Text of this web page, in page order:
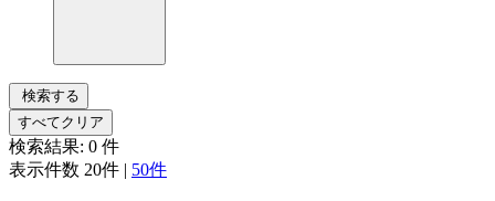
検索する
すべてクリア
検索結果: 0 件
表示件数 20件 | 50件